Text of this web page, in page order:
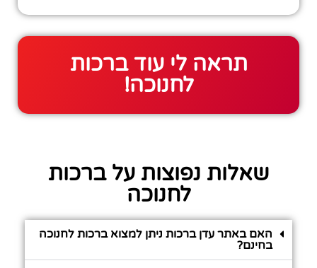
תראה לי עוד ברכות
לחנוכה!
שאלות נפוצות על ברכות
לחנוכה
האם באתר עדן ברכות ניתן למצוא ברכות לחנוכה
בחינם?